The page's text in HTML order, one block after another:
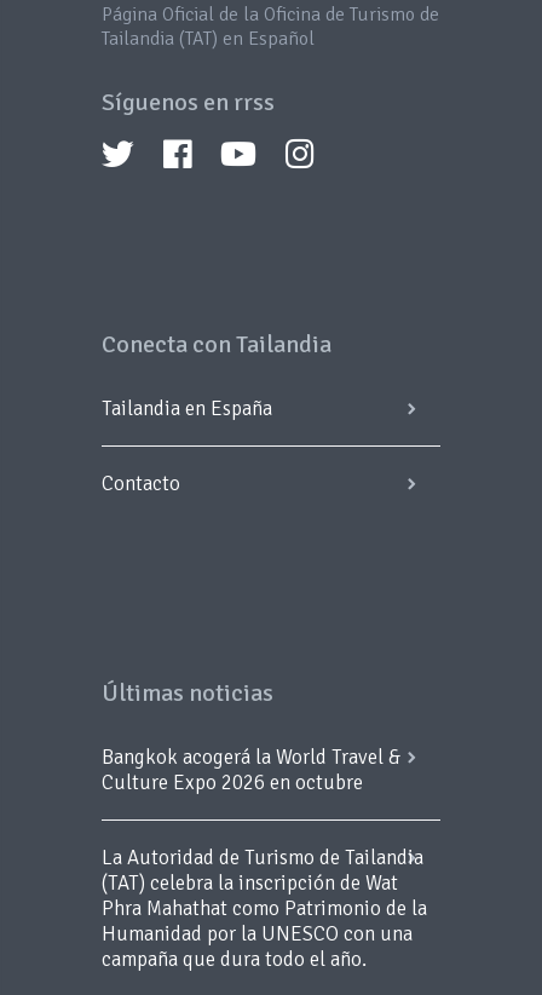
Página Oficial de la Oficina de Turismo de
Tailandia (TAT) en Español
Síguenos en rrss
Conecta con Tailandia
Tailandia en España
Contacto
Últimas noticias
Bangkok acogerá la World Travel &
Culture Expo 2026 en octubre
La Autoridad de Turismo de Tailandia
(TAT) celebra la inscripción de Wat
Phra Mahathat como Patrimonio de la
Humanidad por la UNESCO con una
campaña que dura todo el año.